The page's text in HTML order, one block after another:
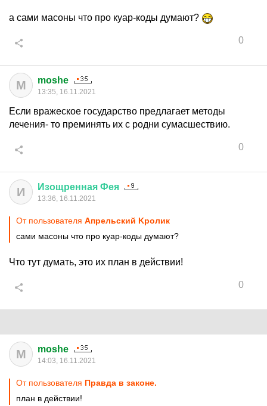
а сами масоны что про куар-коды думают?
0
M moshe
13:35, 16.11.2021
Если вражеское государство предлагает методы
лечения- то преминять их с родни сумасшествию.
0
И Изощренная Фея
13:36, 16.11.2021
От пользователя Aпрельский Kролик
сами масоны что про куар-коды думают?
Что тут думать, это их план в действии!
0
M moshe
14:03, 16.11.2021
От пользователя Правда в законе.
план в действии!